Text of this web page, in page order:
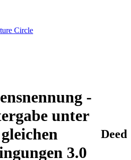
Circle
-
unter
gleichen
3.0
Deed